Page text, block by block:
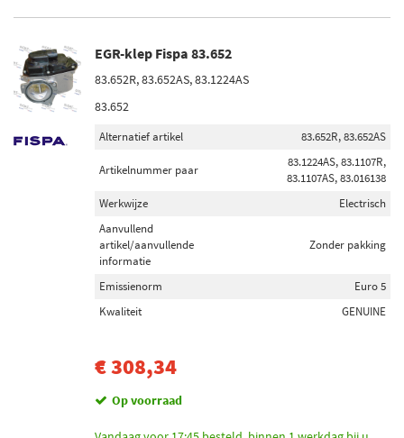
EGR-klep Fispa 83.652
83.652R, 83.652AS, 83.1224AS
83.652
Alternatief artikel 83.652R, 83.652AS
Artikelnummer paar
83.1224AS, 83.1107R,
83.1107AS, 83.016138
Werkwijze
Electrisch
Aanvullend
artikel/aanvullende
informatie
Zonder pakking
Emissienorm
Euro 5
Kwaliteit
GENUINE
€ 308,34
Op voorraad